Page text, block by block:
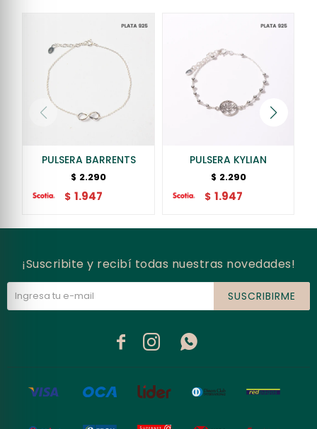
PULSERA BARRENTS
$ 2.290
$ 1.947
PULSERA KYLIAN
$ 2.290
$ 1.947
¡Suscribite y recibí todas nuestras novedades!
SUSCRIBIRME
  